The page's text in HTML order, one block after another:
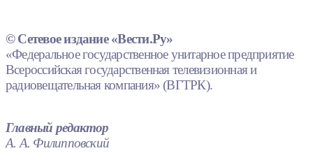
© Сетевое издание «Вести.Ру»
«Федеральное государственное унитарное предприятие
Всероссийская государственная телевизионная и
радиовещательная компания» (ВГТРК).
Главный редактор
А. А. Филипповский